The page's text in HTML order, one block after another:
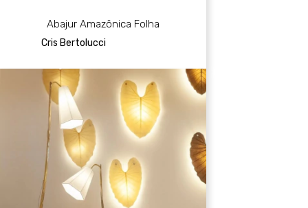
Abajur Amazônica Folha
Cris Bertolucci